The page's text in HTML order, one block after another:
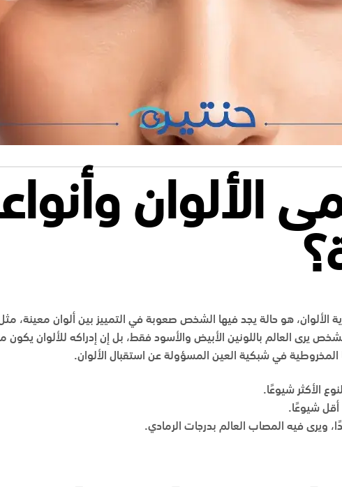
الألوان
هو حالة يجد فيها الشخص صعوبة في التمييز بين ألوان معينة، مثل
يرى العالم باللونين الأبيض والأسود فقط، بل إن إدراكه للألوان يكون
المخروطية في شبكية العين المسؤولة عن استقبال الألوان.
الأكثر شيوعًا.
أقل شيوعًا.
ويرى فيه المصاب العالم بدرجات الرمادي.